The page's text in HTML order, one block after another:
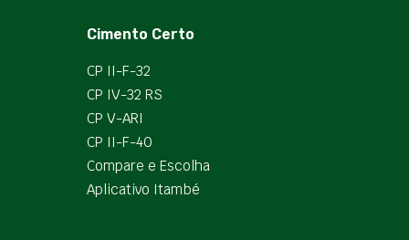
Cimento Certo
CP II-F-32
CP IV-32 RS
CP V-ARI
CP II-F-40
Compare e Escolha
Aplicativo Itambé